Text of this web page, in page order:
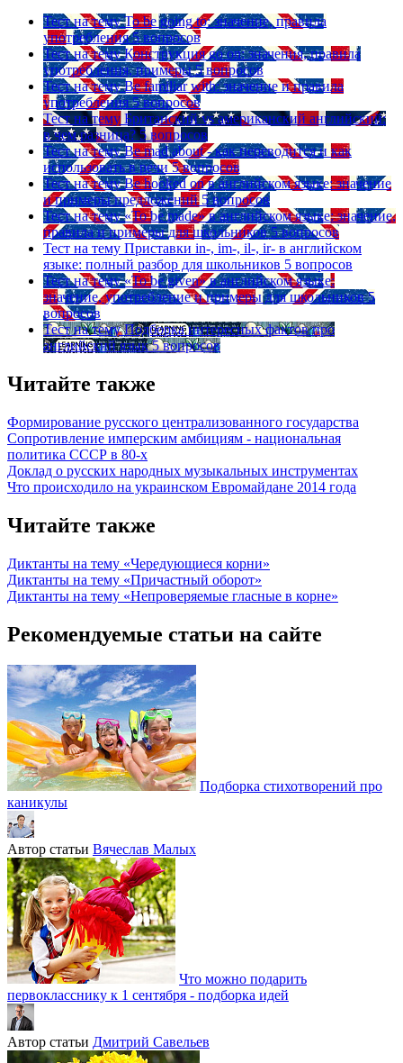
Тест на тему To be going to: значение, правила
употребления 5 вопросов
Тест на тему Конструкция go on: значения, правила
употребления, примеры 5 вопросов
Тест на тему Be familiar with: значение и правила
употребления 5 вопросов
Тест на тему Британский vs американский английский:
в чем разница? 5 вопросов
Тест на тему Be mad about - как переводится и как
использовать в речи 5 вопросов
Тест на тему Be hooked on в английском языке: значение
и примеры предложений 5 вопросов
Тест на тему «To be made» в английском языке: значение,
правила и примеры для школьников 5 вопросов
Тест на тему Приставки in-, im-, il-, ir- в английском
языке: полный разбор для школьников 5 вопросов
Тест на тему «To be given» в английском языке:
значение, употребление и примеры для школьников 5
вопросов
Тест на тему Подборка интересных фактов про
английский язык 5 вопросов
Читайте также
Формирование русского централизованного государства
Сопротивление имперским амбициям - национальная
политика СССР в 80-х
Доклад о русских народных музыкальных инструментах
Что происходило на украинском Евромайдане 2014 года
Читайте также
Диктанты на тему «Чередующиеся корни»
Диктанты на тему «Причастный оборот»
Диктанты на тему «Непроверяемые гласные в корне»
Рекомендуемые статьи на сайте
Подборка стихотворений про
каникулы
Автор статьи Вячеслав Малых
Что можно подарить
первокласснику к 1 сентября - подборка идей
Автор статьи Дмитрий Савельев